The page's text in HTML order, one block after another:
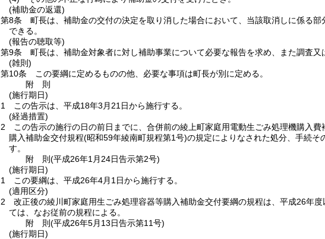
(補助金の返還)
第8条
町長は、補助金の交付の決定を取り消した場合において、当該取消しに係る
できる。
(報告の聴取等)
第9条
町長は、補助金対象者に対し補助事業について必要な報告を求め、また調査又
(雑則)
第10条
この要綱に定めるものの他、必要な事項は町長が別に定める。
附 則
(施行期日)
1
この告示は、平成18年3月21日から施行する。
(経過措置)
2
この告示の施行の日の前日までに、合併前の綾上町家庭用電動生ごみ処理機購入費
購入補助金交付規程(昭和59年綾南町規程第1号)の規定によりなされた処分、手続そ
す。
附 則(平成26年1月24日告示第2号)
(施行期日)
1
この要綱は、平成26年4月1日から施行する。
(適用区分)
2
改正後の綾川町家庭用生ごみ処理容器等購入補助金交付要綱の規程は、平成26年
ては、なお従前の規程による。
附 則(平成26年5月13日告示第11号)
(施行期日)